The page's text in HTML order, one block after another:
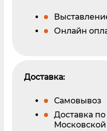
Онлайн
Доставка:
Самовывоз
Доставка
Московской